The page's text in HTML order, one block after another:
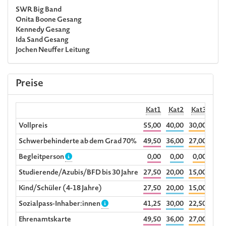
SWR Big Band
Onita BooneGesang
KennedyGesang
Ida SandGesang
Jochen Neuffer Leitung
Preise
Kat1 Kat2 Kat3
Vollpreis
55,00 40,00 30,00
Schwerbehinderte ab dem Grad 70%
49,50 36,00
27,00
Begleitperson
0,00 0,00
0,00
Studierende/Azubis/BFD bis 30 Jahre
27,50 20,00
15,00
Kind/Schüler (4-18 Jahre)
27,50 20,00
15,00
Sozialpass-Inhaber:innen
41,25 30,00
22,50
Ehrenamtskarte
49,50 36,00 27,00